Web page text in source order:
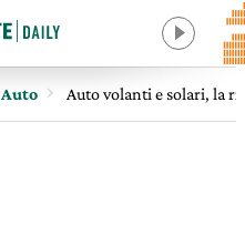
Auto Auto volanti e solari, la